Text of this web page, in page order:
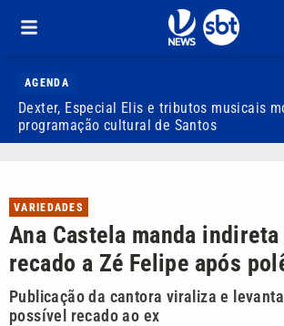
AGENDA
Dexter, Especial Elis e tributos musicais
programação cultural de Santos
VARIEDADES
Ana Castela manda
recado a Zé Felipe após
Publicação da cantora viraliza e
possível recado ao ex